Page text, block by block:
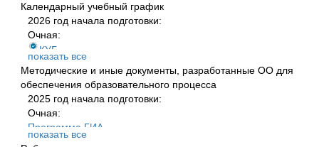
ОПОП 21.02.03 очное 2023
ОПОП 21.02.03 очное 2022
ППССЗ 21.02.03 очное 2021г
ППССЗ 21.02.03 очное 2020г
Очная:
Учебный план
2023 год начала подготовки:
Очная:
Учебный план
2022 год начала подготовки:
Очная:
Учебный план
2021 год начала подготовки:
Очная:
Календарный учебный график
2026 год начала подготовки:
Очная:
КУГ
Очная:
КУГ
2024 год начала подготовки:
Очная:
КУГ 2024-2025
показать все
Методические и иные документы, разработанные ОО для
обеспечения образовательного процесса
2025 год начала подготовки:
Очная:
Программа ГИА
2024 год начала подготовки:
показать все